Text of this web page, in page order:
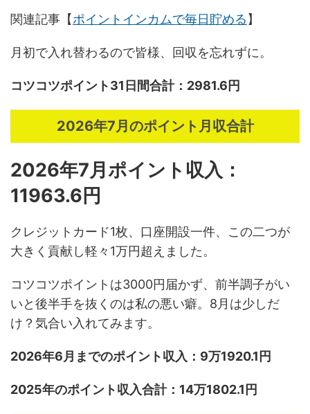
関連記事【ポイントインカムで毎日貯める】
月初で入れ替わるので皆様、回収を忘れずに。
コツコツポイント31日間合計：2981.6円
2026年7月のポイント月収合計
2026年7月ポイント収入：
11963.6円
クレジットカード1枚、口座開設一件、この二つが
大きく貢献し軽々1万円超えました。
コツコツポイントは3000円届かず、前半調子がい
いと後半手を抜くのは私の悪い癖。8月は少しだ
け？気合い入れてみます。
2026年6月までのポイント収入：9万1920.1円
2025年のポイント収入合計：14万1802.1円